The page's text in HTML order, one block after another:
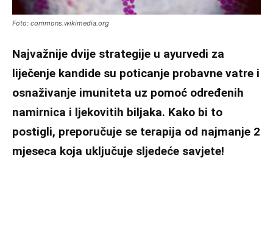
Foto: commons.wikimedia.org
Najvažnije dvije strategije u ayurvedi za
liječenje kandide su poticanje probavne vatre i
osnaživanje imuniteta uz pomoć određenih
namirnica i ljekovitih biljaka. Kako bi to
postigli, preporučuje se terapija od najmanje 2
mjeseca koja uključuje sljedeće savjete!